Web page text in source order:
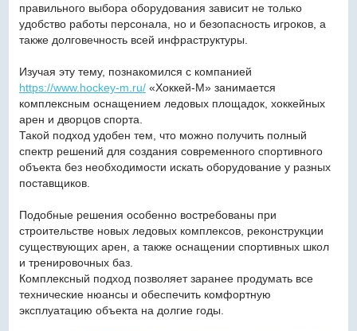
правильного выбора оборудования зависит не только
удобство работы персонала, но и безопасность игроков, а
также долговечность всей инфраструктуры.
Изучая эту тему, познакомился с компанией
https://www.hockey-m.ru/«Хоккей-М» занимается
комплексным оснащением ледовых площадок, хоккейных
арен и дворцов спорта.
Такой подход удобен тем, что можно получить полный
спектр решений для создания современного спортивного
объекта без необходимости искать оборудование у разных
поставщиков.
Подобные решения особенно востребованы при
строительстве новых ледовых комплексов, реконструкции
существующих арен, а также оснащении спортивных школ
и тренировочных баз.
Комплексный подход позволяет заранее продумать все
технические нюансы и обеспечить комфортную
эксплуатацию объекта на долгие годы.